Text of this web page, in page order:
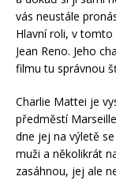
vás neustále
Hlavní roli, v
Jean Reno. Jeho
filmu tu správnou
Charlie Mattei je
předměstí
dne jej na výletě
muži a několikrát
zasáhnou, jej ale